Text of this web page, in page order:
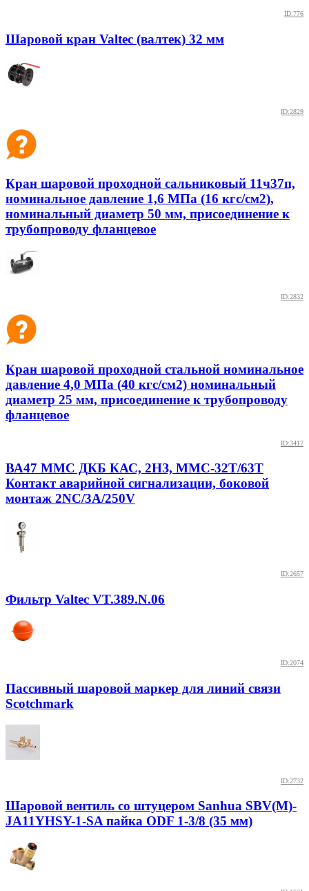
ID:776
Шаровой кран Valtec (валтек) 32 мм
ID:2829
Кран шаровой проходной сальниковый 11ч37п,
номинальное давление 1,6 МПа (16 кгс/см2),
номинальный диаметр 50 мм, присоединение к
трубопроводу фланцевое
ID:2832
Кран шаровой проходной стальной номинальное
давление 4,0 МПа (40 кгс/см2) номинальный
диаметр 25 мм, присоединение к трубопроводу
фланцевое
ID:3417
ВА47 ММС ДКБ КАС, 2НЗ, ММС-32Т/63Т
Контакт аварийной сигнализации, боковой
монтаж 2NC/3A/250V
ID:2657
Фильтр Valtec VT.389.N.06
ID:2074
Пассивный шаровой маркер для линий связи
Scotchmark
ID:2732
Шаровой вентиль со штуцером Sanhua SBV(M)-
JA11YHSY-1-SA пайка ODF 1-3/8 (35 мм)